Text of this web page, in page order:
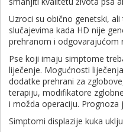
Uzroci su obično genetski,
slučajevima kada HD nije
prehranom i odgovarajućom
Pse koji imaju simptome
liječenje. Mogućnosti
dodatke prehrani za
terapiju, modifikatore
i možda operaciju. Prognoza
Simptomi displazije kuka